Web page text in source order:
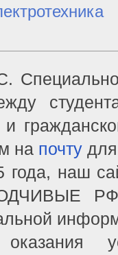
на почту
наш